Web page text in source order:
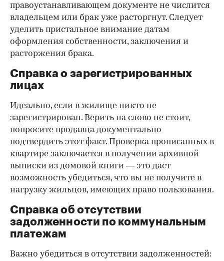
правоустанавливающем документе не числится
владельцем или брак уже расторгнут. Следует
уделить пристальное внимание датам
оформления собственности, заключения и
расторжения брака.
Справка о зарегистрированных
лицах
Идеально, если в жилище никто не
зарегистрирован. Верить на слово не стоит,
попросите продавца документально
подтвердить этот факт. Проверка прописанных в
квартире заключается в получении архивной
выписки из домовой книги — это даст
возможность убедиться, что вы не получите в
нагрузку жильцов, имеющих право пользования.
Справка об отсутствии
задолженности по коммунальным
платежам
Важно убедиться в отсутствии задолженностей: